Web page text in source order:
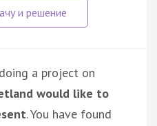
a project on
would like to
. You have found